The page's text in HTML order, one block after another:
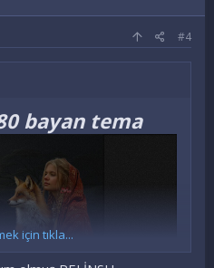
#4
bayan tema
için tıkla...